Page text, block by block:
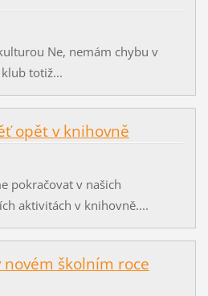
Ne, nemám chybu v
totiž...
opět v knihovně
pokračovat v našich
aktivitách v knihovně....
školním roce